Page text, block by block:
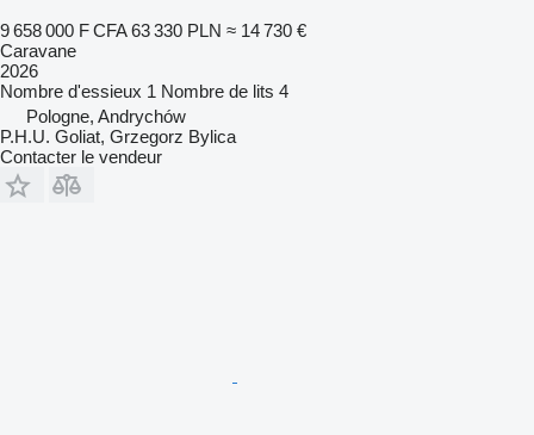
9 658 000 F CFA 63 330 PLN ≈ 14 730 €
Caravane
2026
Nombre d'essieux 1 Nombre de lits 4
Pologne, Andrychów
P.H.U. Goliat, Grzegorz Bylica
Contacter le vendeur